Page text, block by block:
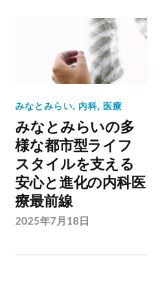
みなとみらい, 内科,医療
みなとみらいの多
様な都市型ライフ
スタイルを支える
安心と進化の内科医
療最前線
2025年7月18日